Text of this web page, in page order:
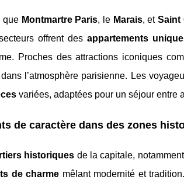
que Montmartre Paris, le Marais, etSaint
offrent desappartements
Proches des attractions iconiques
l’atmosphère parisienne. Les
variées, adaptées pour un séjour entre
de caractère dans des zones
historiques de la capitale,
de charme mêlant modernité et